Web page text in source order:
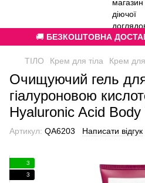
🚚 БЕЗКОШТОВНА
ТІЛО Крем для тіла Крем
Очищуючий гель для
гіалуроновою
Hyaluronic Acid
Артикул: QA6203 Написати відгук
3
3